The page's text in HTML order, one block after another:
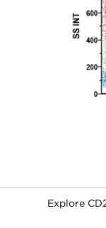
Explore